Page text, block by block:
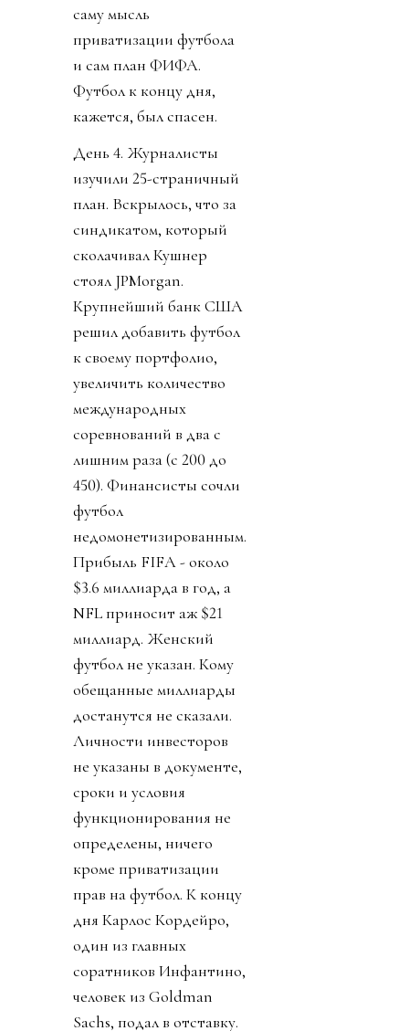
саму мысль
приватизации футбола
и сам план ФИФА.
Футбол к концу дня,
кажется, был спасен.
День 4. Журналисты
изучили 25-страничный
план. Вскрылось, что за
синдикатом, который
сколачивал Кушнер
стоял JPMorgan.
Крупнейший банк США
решил добавить футбол
к своему портфолио,
увеличить количество
международных
соревнований в два с
лишним раза (с 200 до
450). Финансисты сочли
футбол
недомонетизированным.
Прибыль FIFA - около
$3.6 миллиарда в год, а
NFL приносит аж $21
миллиард. Женский
футбол не указан. Кому
обещанные миллиарды
достанутся не сказали.
Личности инвесторов
не указаны в документе,
сроки и условия
функционирования не
определены, ничего
кроме приватизации
прав на футбол. К концу
дня Карлос Кордейро,
один из главных
соратников Инфантино,
человек из Goldman
Sachs, подал в отставку.